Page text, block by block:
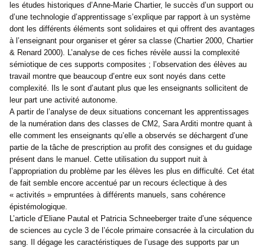
les études historiques d’Anne-Marie Chartier, le succès d’un support ou
d’une technologie d’apprentissage s’explique par rapport à un système
dont les différents éléments sont solidaires et qui offrent des avantages
à l’enseignant pour organiser et gérer sa classe (Chartier 2000, Chartier
& Renard 2000). L’analyse de ces fiches révèle aussi la complexité
sémiotique de ces supports composites ; l’observation des élèves au
travail montre que beaucoup d’entre eux sont noyés dans cette
complexité. Ils le sont d’autant plus que les enseignants sollicitent de
leur part une activité autonome.
A partir de l’analyse de deux situations concernant les apprentissages
de la numération dans des classes de CM2, Sara Arditi montre quant à
elle comment les enseignants qu’elle a observés se déchargent d’une
partie de la tâche de prescription au profit des consignes et du guidage
présent dans le manuel. Cette utilisation du support nuit à
l’appropriation du problème par les élèves les plus en difficulté. Cet état
de fait semble encore accentué par un recours éclectique à des
« activités » empruntées à différents manuels, sans cohérence
épistémologique.
L’article d’Eliane Pautal et Patricia Schneeberger traite d’une séquence
de sciences au cycle 3 de l’école primaire consacrée à la circulation du
sang. Il dégage les caractéristiques de l’usage des supports par un